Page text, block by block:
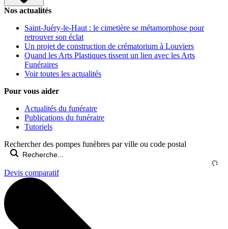
Nos actualités
Saint-Juéry-le-Haut : le cimetière se métamorphose pour
retrouver son éclat
Un projet de construction de crématorium à Louviers
Quand les Arts Plastiques tissent un lien avec les Arts
Funéraires
Voir toutes les actualités
Pour vous aider
Actualités du funéraire
Publications du funéraire
Tutoriels
Rechercher des pompes funèbres par ville ou code postal
Devis comparatif